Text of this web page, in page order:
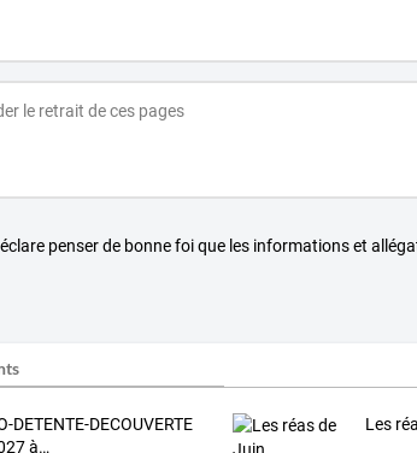
penser de bonne foi que les informations et
DETENTE-DECOUVERTE
à…
Les